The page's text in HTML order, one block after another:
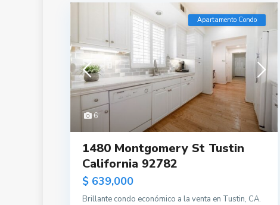
6
Apartamento Condo
1480 Montgomery St Tustin
California 92782
$ 639,000
Brillante condo económico a la venta en Tustin, CA.